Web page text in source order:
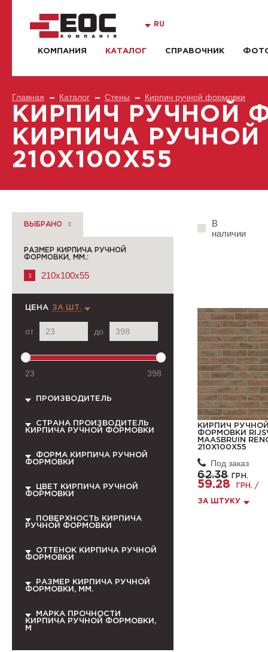
RU
КОМПАНИЯ КАТАЛОГ СПРАВОЧНИК
Главная Каталог Стены Кирпич ручной формовки
КИРПИЧ РУЧНОЙ
КИРПИЧА
210X100X55
ВЫБРАНО
РАЗМЕР КИРПИЧА РУЧНОЙ
ФОРМОВКИ, ММ.:
210x100x55
ЦЕНА ЗА ШТ.
от до
23 398
ПРОИЗВОДИТЕЛЬ
СТРАНА ПРОИЗВОДИТЕЛЬ
КИРПИЧА РУЧНОЙ ФОРМОВКИ
ФОРМА КИРПИЧА РУЧНОЙ
ФОРМОВКИ
ЦВЕТ КИРПИЧА РУЧНОЙ
ФОРМОВКИ
ПОВЕРХНОСТЬ КИРПИЧА
РУЧНОЙ ФОРМОВКИ
ОТТЕНОК КИРПИЧА РУЧНОЙ
ФОРМОВКИ
РАЗМЕР КИРПИЧА РУЧНОЙ
ФОРМОВКИ, ММ.
МАРКА ПРОЧНОСТИ
КИРПИЧА РУЧНОЙ ФОРМОВКИ,
М
В
наличии
КИРПИЧ
ФОРМОВКИ
MAASBRUIN
210X100X55
Под заказ
62.38 ГРН.
59.28 ГРН. /
ЗА ШТУКУ